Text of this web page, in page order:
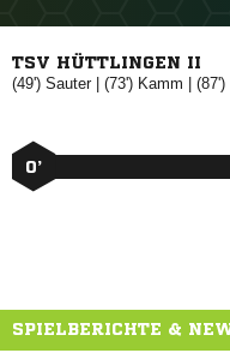
TSV HÜTTLINGEN II
(49') | (73')  | (87')
0’
SPIELBERICHTE &